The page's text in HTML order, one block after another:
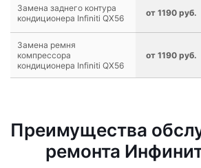
Замена заднего контура
кондиционера Infiniti QX56
от 1190 руб.
Замена ремня
компрессора
кондиционера Infiniti QX56
от 1190 руб.
Преимущества
ремонта